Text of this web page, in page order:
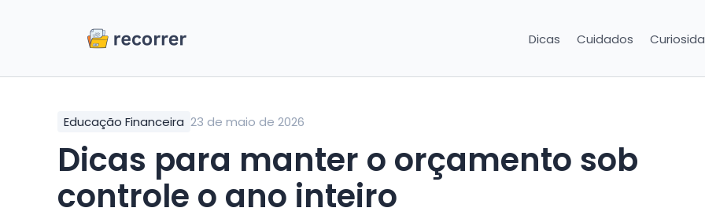
Dicas Cuidados
Educação Financeira 23 de maio de 2026
Dicas para manter o orçamento sob
controle o ano inteiro